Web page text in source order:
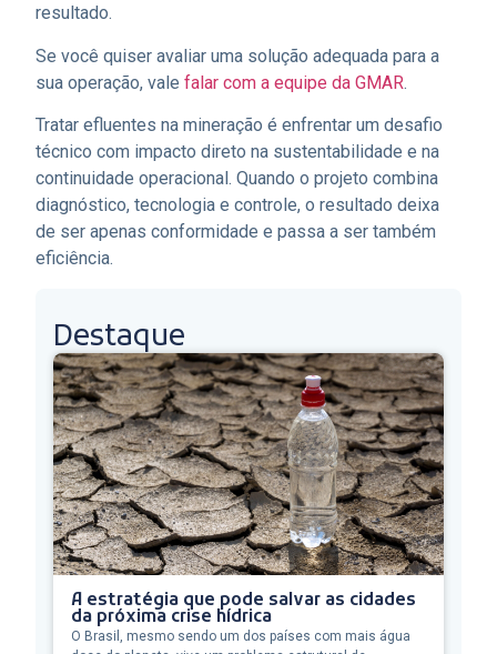
Destaque
A estratégia que pode salvar as cidades
da próxima crise hídrica
O Brasil, mesmo sendo um dos países com mais água
resultado.
Se você quiser avaliar uma solução adequada para a
sua operação, vale falar com a equipe da GMAR.
Tratar efluentes na mineração é enfrentar um desafio
técnico com impacto direto na sustentabilidade e na
continuidade operacional. Quando o projeto combina
diagnóstico, tecnologia e controle, o resultado deixa
de ser apenas conformidade e passa a ser também
eficiência.